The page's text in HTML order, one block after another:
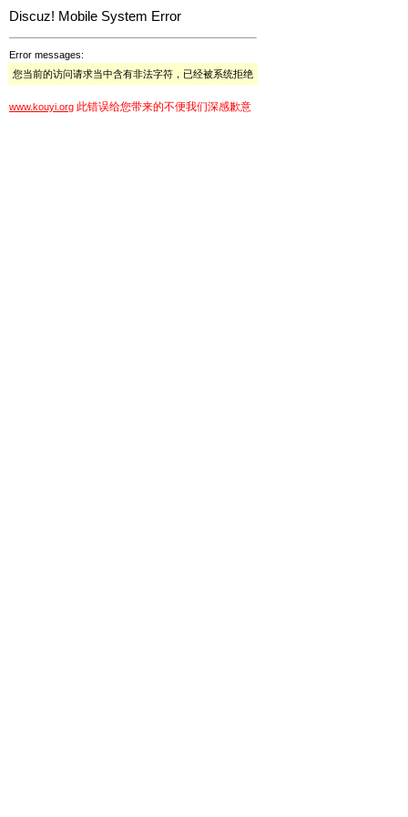
Discuz! Mobile System Error
Error messages:
您当前的访问请求当中含有非法字符，已经被系统拒绝
www.kouyi.org 此错误给您带来的不便我们深感歉意